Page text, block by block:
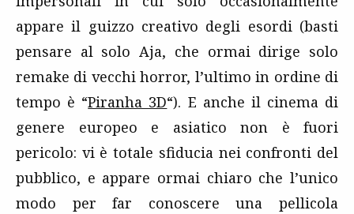
appare il guizzo creativo degli esordi (basti
pensare al solo Aja, che ormai dirige solo
remake di vecchi horror, l’ultimo in ordine di
tempo è “Piranha 3D“). E anche il cinema di
genere europeo e asiatico non è fuori
pericolo: vi è totale sfiducia nei confronti del
pubblico, e appare ormai chiaro che l’unico
modo per far conoscere una pellicola